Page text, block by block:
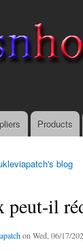
Products
blog
il
on Wed, 06/17/